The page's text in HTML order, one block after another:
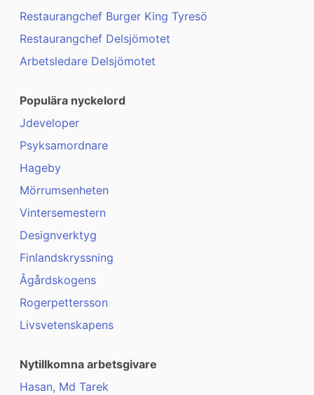
Restaurangchef Burger King Tyresö
Restaurangchef Delsjömotet
Arbetsledare Delsjömotet
Populära nyckelord
Jdeveloper
Psyksamordnare
Hageby
Mörrumsenheten
Vintersemestern
Designverktyg
Finlandskryssning
Ågårdskogens
Rogerpettersson
Livsvetenskapens
Nytillkomna arbetsgivare
Hasan, Md Tarek